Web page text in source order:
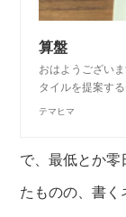
算盤
おはようござい
タイルを提案す
テマヒマ
で、最低とか
たものの、書く